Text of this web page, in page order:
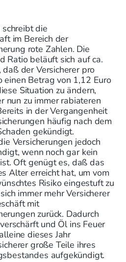
schreibt die
im Bereich der
rote Zahlen. Die
Ratio beläuft sich auf ca.
der Versicherer pro
einen Betrag von 1,12 Euro
Situation zu ändern,
nun zu immer rabiateren
in der Vergangenheit
häufig nach dem
gekündigt.
Versicherungen jedoch
wenn noch gar kein
Oft genügt es, daß das
Alter erreicht hat, um vom
Risiko eingestuft zu
immer mehr Versicherer
mit
zurück. Dadurch
und Öl ins Feuer
dieses Jahr
große Teile ihres
aufgekündigt.